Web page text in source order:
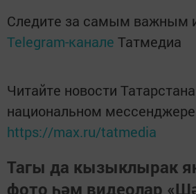
Следите за самым важным
Telegram-канале Татмедиа
Читайте новости
национальном
https://max.ru/tatmedia
Тагы да кызыклырак
фото һәм видеолар